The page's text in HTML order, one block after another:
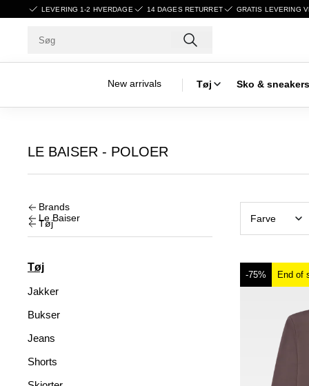
LEVERING 1-2 HVERDAGE 14 DAGES RETURRET GRATIS LEVERING
New arrivals Tøj Sko & sneakers
LE BAISER - POLOER
Brands
Le Baiser
Tøj
Tøj
Jakker
Bukser
Jeans
Shorts
Farve
-75% End of